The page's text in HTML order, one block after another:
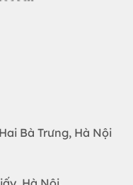
Bà Trưng, Hà Nội